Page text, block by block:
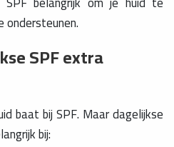
SPF extra
baat bij SPF. Maar dagelijkse
bij: